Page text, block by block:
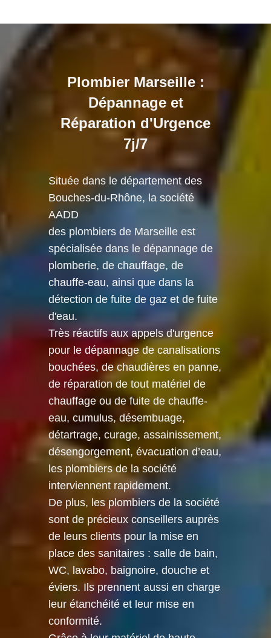
Plombier Marseille :
Dépannage et
Réparation d'Urgence
7j/7
Située dans le département des
Bouches-du-Rhône, la société
AADD
des plombiers de Marseille est
spécialisée dans le dépannage de
plomberie, de chauffage, de
chauffe-eau, ainsi que dans la
détection de fuite de gaz et de fuite
d'eau.
Très réactifs aux appels d'urgence
pour le dépannage de canalisations
bouchées, de chaudières en panne,
de réparation de tout matériel de
chauffage ou de fuite de chauffe-
eau, cumulus, désembuage,
détartrage, curage, assainissement,
désengorgement, évacuation d’eau,
les plombiers de la société
interviennent rapidement.
De plus, les plombiers de la société
sont de précieux conseillers auprès
de leurs clients pour la mise en
place des sanitaires : salle de bain,
WC, lavabo, baignoire, douche et
éviers. Ils prennent aussi en charge
leur étanchéité et leur mise en
conformité.